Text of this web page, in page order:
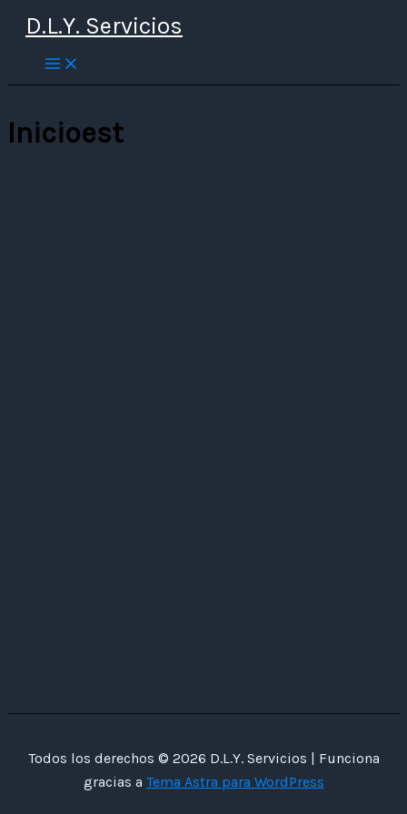
contenido
D.L.Y. Servicios
Inicioest
Todos los derechos © 2026 D.L.Y. Servicios | Funciona
gracias a Tema Astra para WordPress